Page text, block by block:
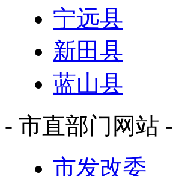
宁远县
新田县
蓝山县
- 市直部门网站 -
市发改委